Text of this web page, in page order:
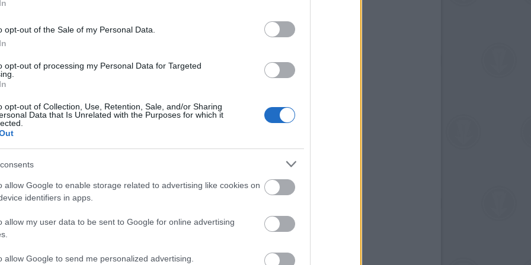
opt-out of the Sale of my Personal Data.
opt-out of processing my Personal Data for Targeted
opt-out of Collection, Use, Retention, Sale, and/or Sharing
Data that Is Unrelated with the Purposes for which it
allow Google to enable storage related to advertising like cookies on
identifiers in apps.
allow my user data to be sent to Google for online advertising
allow Google to send me personalized advertising.
célozza, de lehetőséget biztosít egyes
számos alapfeladata, egyebek mellett a
nevelés egybevág, éppen ezért az a céljuk,
felhalmozott szellemi tőkét és tudást